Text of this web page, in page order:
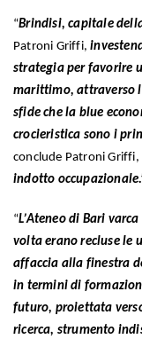
“Brindisi, capitale
Patroni Griffi,
strategia per favorire
marittimo, attraverso
sfide che la blue
crocieristica sono i
conclude Patroni Griffi,
indotto
“L’Ateneo di Bari
volta erano recluse le
affaccia alla finestra
in termini di
futuro, proiettata
ricerca, strumento